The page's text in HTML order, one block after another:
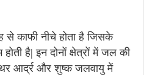
काफी नीचे होता है जिसके
है| इन दोनों क्षेत्रों में जल की
आर्द्र और शुष्क जलवायु में